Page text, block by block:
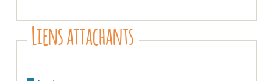
Liens attachants